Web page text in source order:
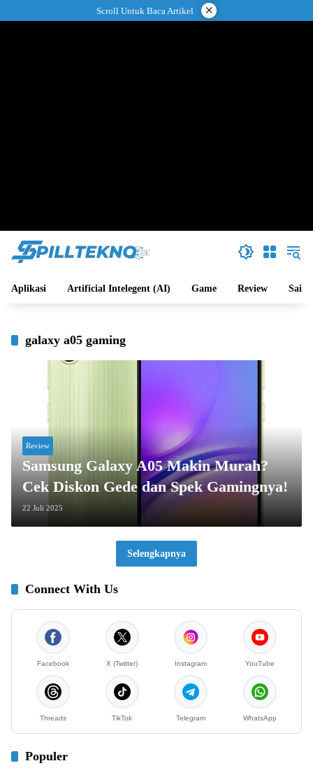
ke
Scroll Untuk Baca Artikel ×
Aplikasi Artificial Intelegent (AI) Game Review Sains
galaxy a05 gaming
Review
Samsung Galaxy A05 Makin Murah?
Cek Diskon Gede dan Spek Gamingnya!
22 Juli 2025
Selengkapnya
Connect With Us
Facebook X (Twitter) Instagram YouTube
Threads TikTok Telegram WhatsApp
Populer